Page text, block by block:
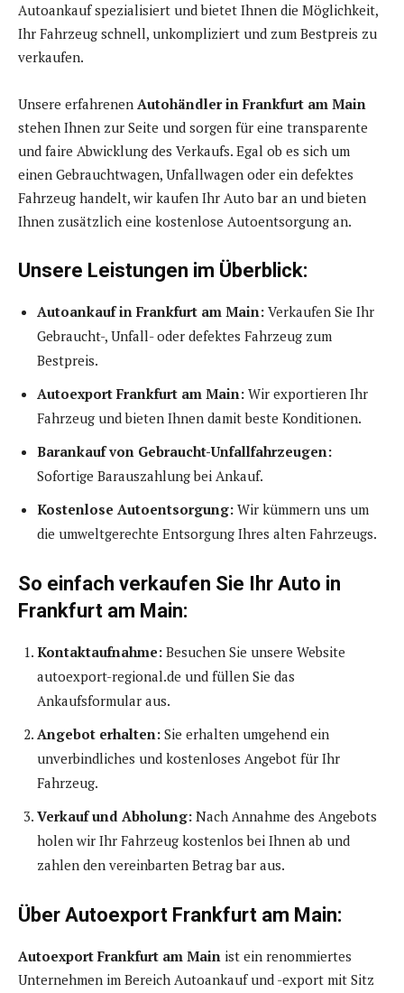
Autoankauf spezialisiert und bietet Ihnen die Möglichkeit,
Ihr Fahrzeug schnell, unkompliziert und zum Bestpreis zu
verkaufen.
Unsere erfahrenen Autohändler in Frankfurt am Main
stehen Ihnen zur Seite und sorgen für eine transparente
und faire Abwicklung des Verkaufs. Egal ob es sich um
einen Gebrauchtwagen, Unfallwagen oder ein defektes
Fahrzeug handelt, wir kaufen Ihr Auto bar an und bieten
Ihnen zusätzlich eine kostenlose Autoentsorgung an.
Unsere Leistungen im Überblick:
Autoankauf in Frankfurt am Main: Verkaufen Sie Ihr
Gebraucht-, Unfall- oder defektes Fahrzeug zum
Bestpreis.
Autoexport Frankfurt am Main: Wir exportieren Ihr
Fahrzeug und bieten Ihnen damit beste Konditionen.
Barankauf von Gebraucht-Unfallfahrzeugen:
Sofortige Barauszahlung bei Ankauf.
Kostenlose Autoentsorgung: Wir kümmern uns um
die umweltgerechte Entsorgung Ihres alten Fahrzeugs.
So einfach verkaufen Sie Ihr Auto in
Frankfurt am Main:
Kontaktaufnahme: Besuchen Sie unsere Website
autoexport-regional.de und füllen Sie das
Ankaufsformular aus.
Angebot erhalten: Sie erhalten umgehend ein
unverbindliches und kostenloses Angebot für Ihr
Fahrzeug.
Verkauf und Abholung: Nach Annahme des Angebots
holen wir Ihr Fahrzeug kostenlos bei Ihnen ab und
zahlen den vereinbarten Betrag bar aus.
Über Autoexport Frankfurt am Main:
Autoexport Frankfurt am Main ist ein renommiertes
Unternehmen im Bereich Autoankauf und -export mit Sitz